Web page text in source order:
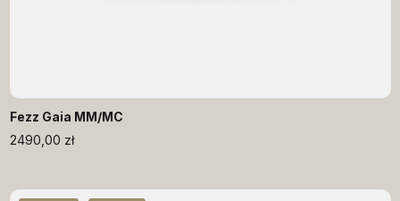
Fezz Gaia MM/MC
2490,00 zł